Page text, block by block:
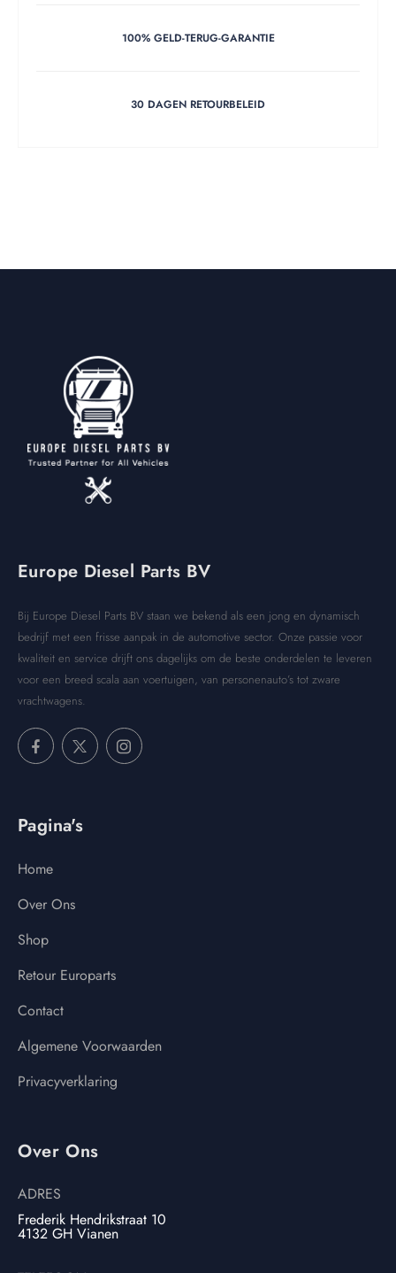
100% GELD-TERUG-GARANTIE
30 DAGEN RETOURBELEID
Europe Diesel Parts BV
Bij Europe Diesel Parts BV staan we bekend als een jong en dynamisch
bedrijf met een frisse aanpak in de automotive sector. Onze passie voor
kwaliteit en service drijft ons dagelijks om de beste onderdelen te leveren
voor een breed scala aan voertuigen, van personenauto’s tot zware
vrachtwagens.
Pagina's
Home
Over Ons
Shop
Retour Europarts
Contact
Algemene Voorwaarden
Privacyverklaring
Over Ons
ADRES
Frederik Hendrikstraat 10
4132 GH Vianen